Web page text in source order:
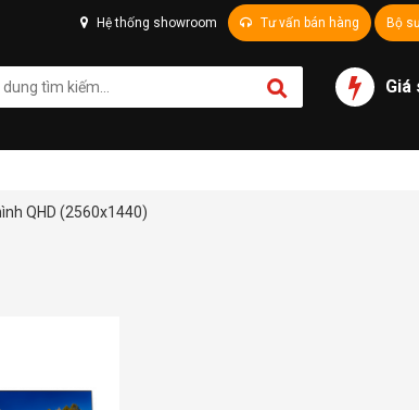
Hệ thống showroom Tư vấn bán hàng Bộ
Giá
QHD (2560x1440)